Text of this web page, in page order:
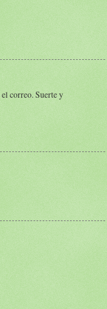
correo. Suerte y